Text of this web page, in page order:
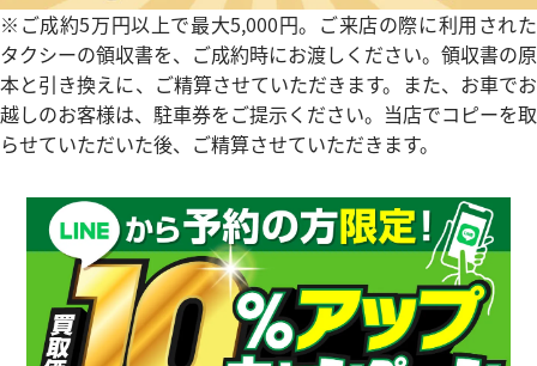
9日時点の参考買取価格です
電話で聞く
※ご成約5万円以上で最大5,000円。ご来店の際に利用された
タクシーの領収書を、ご成約時にお渡しください。領収書の原
本と引き換えに、ご精算させていただきます。また、お車でお
越しのお客様は、駐車券をご提示ください。当店でコピーを取
らせていただいた後、ご精算させていただきます。